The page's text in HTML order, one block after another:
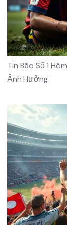
Tin Bão Số 1
Ảnh Hưởng